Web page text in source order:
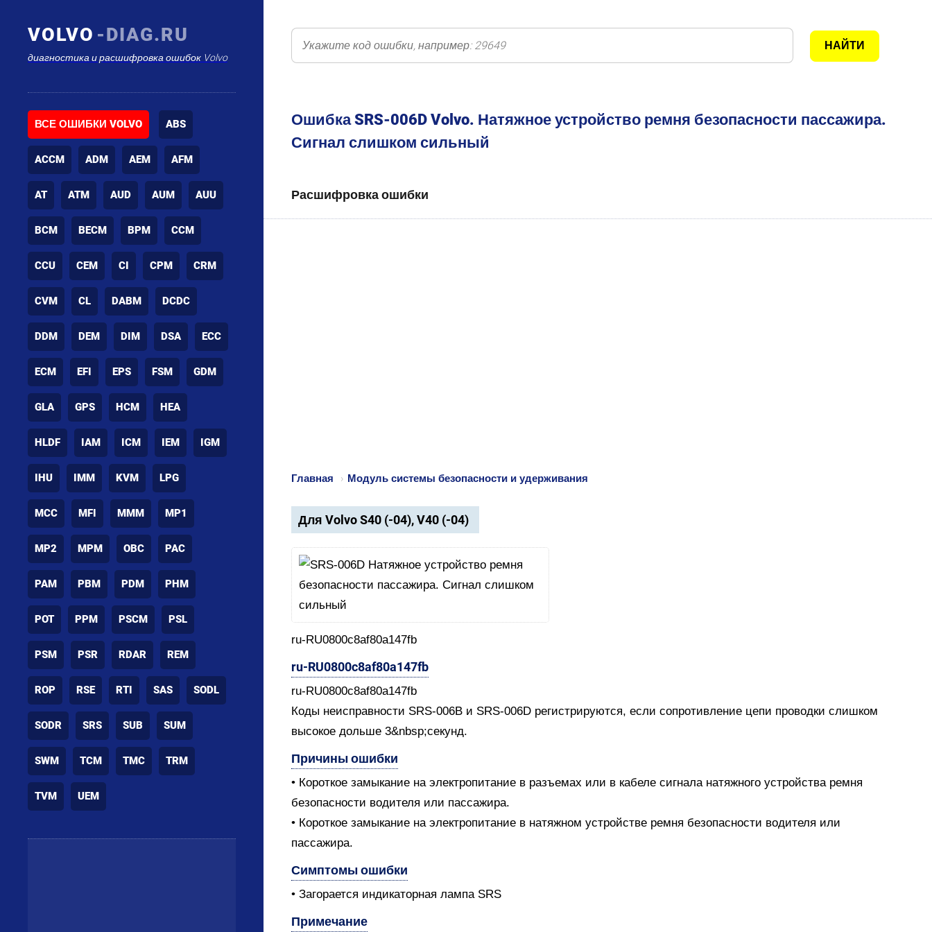
VOLVO -DIAG.RU
диагностика и расшифровка ошибок Volvo
ВСЕ ОШИБКИ VOLVO ABS
ACCM ADM AEM AFM
AT ATM AUD AUM AUU
BCM BECM BPM CCM
CCU CEM CI CPM CRM
CVM CL DABM DCDC
DDM DEM DIM DSA ECC
ECM EFI EPS FSM GDM
GLA GPS HCM HEA
HLDF IAM ICM IEM IGM
IHU IMM KVM LPG
MCC MFI MMM MP1
MP2 MPM OBC PAC
PAM PBM PDM PHM
POT PPM PSCM PSL
PSM PSR RDAR REM
ROP RSE RTI SAS SODL
SODR SRS SUB SUM
SWM TCM TMC TRM
TVM UEM
Ошибка SRS-006D Volvo. Натяжное устройство ремня безопасности пассажира.
Сигнал слишком сильный
Расшифровка ошибки
Главная › Модуль системы безопасности и удерживания
Для Volvo S40 (-04), V40 (-04)
ru-RU0800c8af80a147fb
ru-RU0800c8af80a147fb
ru-RU0800c8af80a147fb
Коды неисправности SRS-006B и SRS-006D регистрируются, если сопротивление цепи проводки слишком
высокое дольше 3&nbsp;секунд.
Причины ошибки
• Короткое замыкание на электропитание в разъемах или в кабеле сигнала натяжного устройства ремня
безопасности водителя или пассажира.
• Короткое замыкание на электропитание в натяжном устройстве ремня безопасности водителя или
пассажира.
Симптомы ошибки
• Загорается индикаторная лампа SRS
Примечание